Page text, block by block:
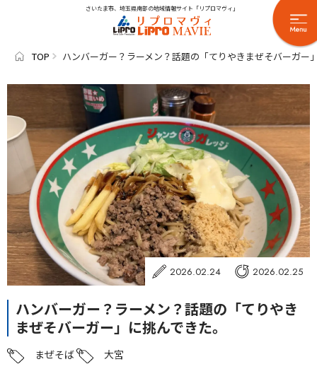
さいたま市、埼玉県南部の地域情報サイト「リプロマヴィ」
TOP ハンバーガー？ラーメン？話題の「てりやきまぜそバーガー
2026.02.24 2026.02.25
ハンバーガー？ラーメン？話題の「てりやき
まぜそバーガー」に挑んできた。
まぜそば 大宮